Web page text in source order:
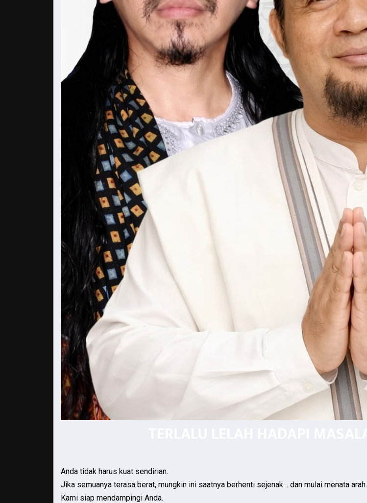
Anda tidak harus kuat sendirian.
Jika semuanya terasa berat, mungkin ini saatnya berhenti sejenak… dan mulai menata arah.
Kami siap mendampingi Anda.